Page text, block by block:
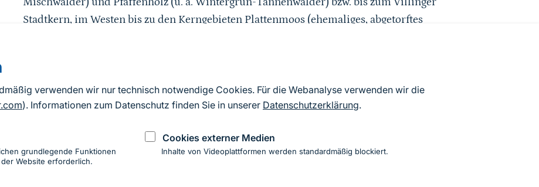
verwenden wir nur technisch notwendige Cookies. Für die Webanalyse verwenden wir die
). Informationen zum Datenschutz finden Sie in unserer Datenschutzerklärung.
grundlegende Funktionen
Website erforderlich.
Cookies externer Medien
Inhalte von Videoplattformen werden standardmäßig blockiert.
Stadtkern, im Westen bis zu den Kerngebieten Plattenmoos (ehemaliges, abgetorftes
Donaueschingen, im Süden entlang des Baar-Albrandes, im Osten bis zur stark
verkehrsbelasteten BAB 81
Stand Steckbrief und Raumkulisse 2018